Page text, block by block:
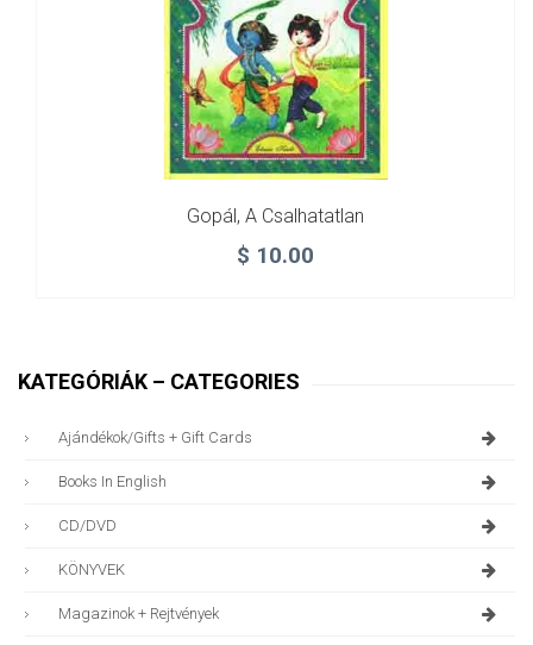
Gopál, A Csalhatatlan
$ 10.00
KATEGÓRIÁK – CATEGORIES
Ajándékok/gifts + Gift Cards
Books In English
CD/DVD
KÖNYVEK
Magazinok + Rejtvények